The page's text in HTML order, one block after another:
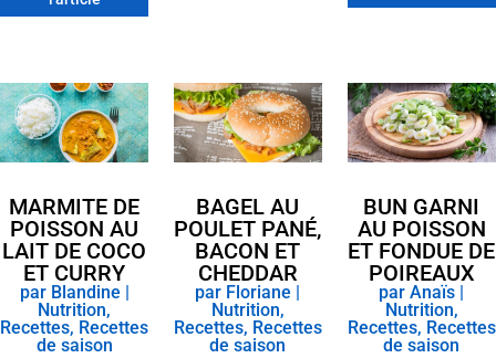
MARMITE DE
POISSON AU
LAIT DE COCO
ET CURRY
par Blandine |
Nutrition,
Recettes, Recettes
de saison
BAGEL AU
POULET PANÉ,
BACON ET
CHEDDAR
par Floriane |
Nutrition,
Recettes, Recettes
de saison
BUN GARNI
AU POISSON
ET FONDUE DE
POIREAUX
parAnaïs |
Nutrition,
Recettes, Recettes
de saison